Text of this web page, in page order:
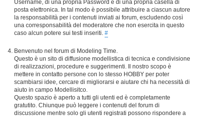
Username, di una propria Password e di una propria casella di
posta elettronica. In tal modo è possibile attribuire a ciascun autore
la responsabilità per i contenuti inviati ai forum, escludendo così
una corresponsabilità del moderatore che non esercita in questo
caso alcun potere sui testi inseriti. #
Benvenuto nel forum di Modeling Time.
Questo è un sito di diffusione modellistica di tecnica e condivisione
di realizzazioni, procedure e suggerimenti. Il nostro scopo è
mettere in contatto persone con lo stesso HOBBY per poter
scambiarsi idee, cercare di migliorarsi e aiutare chi ha necessità di
aiuto in campo Modellisitco.
Questo spazio è aperto a tutti gli utenti ed è completamente
gratutito. Chiunque può leggere i contenuti del forum di
discussione mentre solo gli utenti registrati possono rispondere a